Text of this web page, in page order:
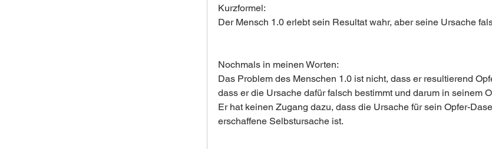
Kurzformel:
Der Mensch 1.0 erlebt sein Resultat wahr, aber seine Ursache
Nochmals in meinen Worten:
Das Problem des Menschen 1.0 ist nicht, dass er resultierend
dass er die Ursache dafür falsch bestimmt und darum in seinem
Er hat keinen Zugang dazu, dass die Ursache für sein Opfer-
erschaffene Selbstursache ist.